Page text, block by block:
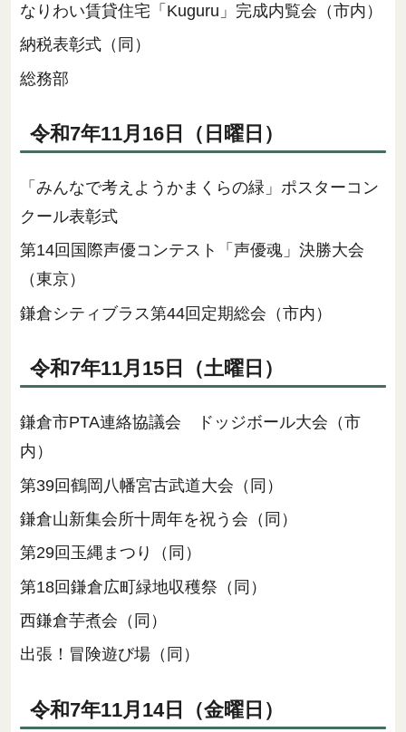
なりわい賃貸住宅「Kuguru」完成内覧会（市内）
納税表彰式（同）
総務部
令和7年11月16日（日曜日）
「みんなで考えようかまくらの緑」ポスターコン
クール表彰式
第14回国際声優コンテスト「声優魂」決勝大会
（東京）
鎌倉シティブラス第44回定期総会（市内）
令和7年11月15日（土曜日）
鎌倉市PTA連絡協議会 ドッジボール大会（市
内）
第39回鶴岡八幡宮古武道大会（同）
鎌倉山新集会所十周年を祝う会（同）
第29回玉縄まつり（同）
第18回鎌倉広町緑地収穫祭（同）
西鎌倉芋煮会（同）
出張！冒険遊び場（同）
令和7年11月14日（金曜日）